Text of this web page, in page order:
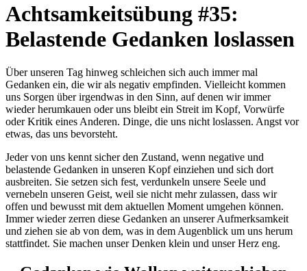
Achtsamkeitsübung #35:
Belastende Gedanken loslassen
Über unseren Tag hinweg schleichen sich auch immer mal
Gedanken ein, die wir als negativ empfinden. Vielleicht kommen
uns Sorgen über irgendwas in den Sinn, auf denen wir immer
wieder herumkauen oder uns bleibt ein Streit im Kopf, Vorwürfe
oder Kritik eines Anderen. Dinge, die uns nicht loslassen. Angst vor
etwas, das uns bevorsteht.
Jeder von uns kennt sicher den Zustand, wenn negative und
belastende Gedanken in unseren Kopf einziehen und sich dort
ausbreiten. Sie setzen sich fest, verdunkeln unsere Seele und
vernebeln unseren Geist, weil sie nicht mehr zulassen, dass wir
offen und bewusst mit dem aktuellen Moment umgehen können.
Immer wieder zerren diese Gedanken an unserer Aufmerksamkeit
und ziehen sie ab von dem, was in dem Augenblick um uns herum
stattfindet. Sie machen unser Denken klein und unser Herz eng.